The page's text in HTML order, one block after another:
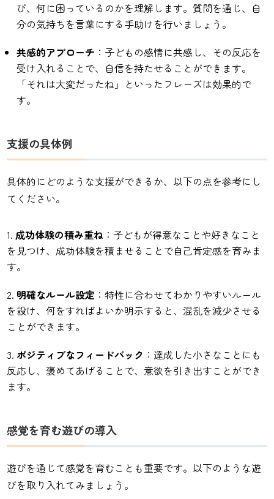
び、何に困っているのかを理解します。質問を通じ、自
分の気持ちを言葉にする手助けを行いましょう。
共感的アプローチ ：子どもの感情に共感し、その反応を
受け入れることで、自信を持たせることができます。
「それは大変だったね」といったフレーズは効果的で
す。
支援の具体例
具体的にどのような支援ができるか、以下の点を参考にし
てください。
成功体験の積み重ね ：子どもが得意なことや好きなこと
を見つけ、成功体験を積ませることで自己肯定感を育みま
す。
明確なルール設定 ：特性に合わせてわかりやすいルール
を設け、何をすればよいか明示すると、混乱を減少させる
ことができます。
ポジティブなフィードバック ：達成した小さなことにも
反応し、褒めてあげることで、意欲を引き出すことができ
ます。
感覚を育む遊びの導入
遊びを通じて感覚を育むことも重要です。以下のような遊
びを取り入れてみましょう。